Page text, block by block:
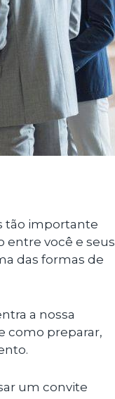
tão importante
entre você e seus
das formas de
a nossa
como preparar,
um convite